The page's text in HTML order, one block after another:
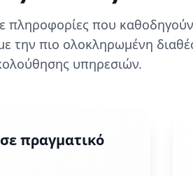
πληροφορίες που
την πιο ολοκληρωμένη
υπηρεσιών.
πραγματικό